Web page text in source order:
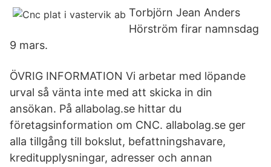
Torbjörn Jean Anders
Hörström firar namnsdag
9 mars.
ÖVRIG INFORMATION Vi arbetar med löpande
urval så vänta inte med att skicka in din
ansökan. På allabolag.se hittar du
företagsinformation om CNC. allabolag.se ger
alla tillgång till bokslut, befattningshavare,
kreditupplysningar, adresser och annan